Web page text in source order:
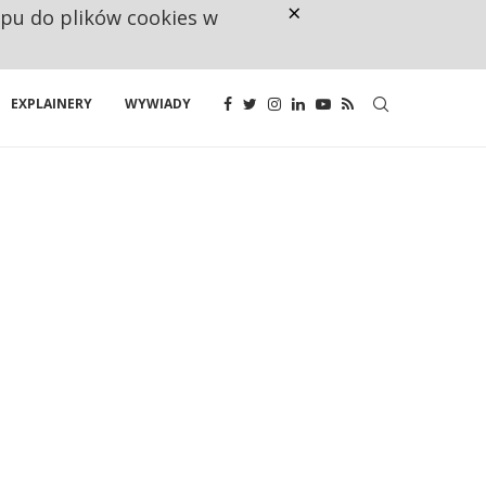
EXPLAINERY WYWIADY
do plików cookies w ×